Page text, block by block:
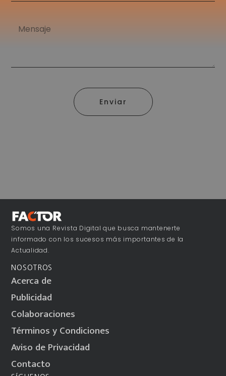
Enviar
Somos una Revista Digital que busca mantenerte
informado con los sucesos más importantes de la
Actualidad.
NOSOTROS
Acerca de
Publicidad
Colaboraciones
Términos y Condiciones
Aviso de Privacidad
Contacto